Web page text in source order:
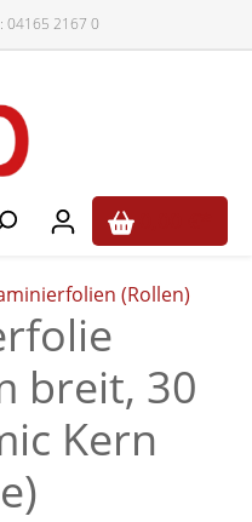
04165 2167 0
(Rollen)
breit, 30
Kern